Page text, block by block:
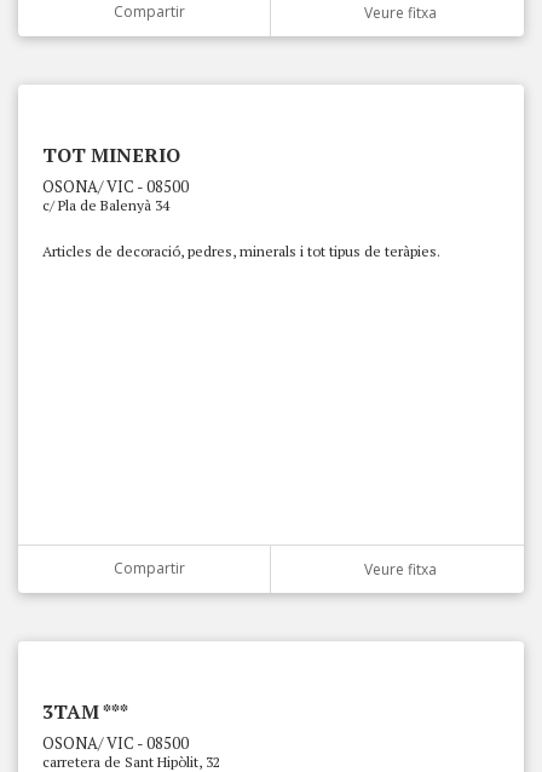
Compartir Veure fitxa
TOT MINERIO
OSONA/ VIC - 08500
c/ Pla de Balenyà 34
Articles de decoració, pedres, minerals i tot tipus de teràpies.
Compartir Veure fitxa
3TAM ***
OSONA/ VIC - 08500
carretera de Sant Hipòlit, 32